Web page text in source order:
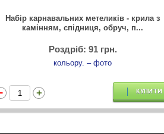
Набір карнавальних метеликів - крила з
камінням, спідниця, обруч, п...
Роздріб: 91 грн.
КУПИТИ